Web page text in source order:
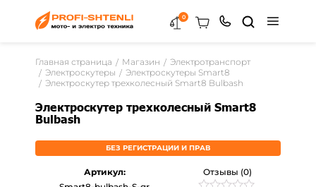
0
Главная страница Магазин
Электротранспорт
Электроскутеры
Электроскутеры Smart8
Электроскутер трехколесный Smart8 Bulbash
Электроскутер трехколесный Smart8
Bulbash
БЕЗ РЕГИСТРАЦИИ И ПРАВ
Отзывы (0)
Артикул: